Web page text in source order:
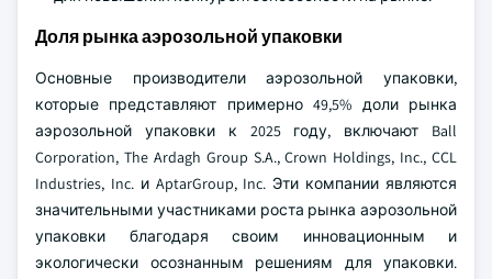
Доля рынка аэрозольной упаковки
Основные производители аэрозольной упаковки,
которые представляют примерно 49,5% доли рынка
аэрозольной упаковки к 2025 году, включают Ball
Corporation, The Ardagh Group S.A., Crown Holdings, Inc., CCL
Industries, Inc. и AptarGroup, Inc. Эти компании являются
значительными участниками роста рынка аэрозольной
упаковки благодаря своим инновационным и
экологически осознанным решениям для упаковки.